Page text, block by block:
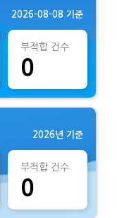
2026-08-08 기준
부적합 건수
0
2026년 기준
부적합 건수
0